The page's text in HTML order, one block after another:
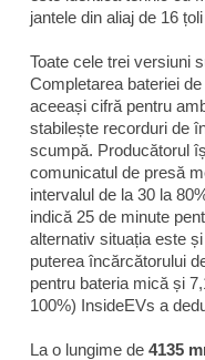
jantele din aliaj de 16
Toate cele trei versiuni
Completarea bateriei
aceeași cifră pentru
stabilește recorduri de
scumpă. Producătorul
comunicatul de presă
intervalul de la 30 la
indică 25 de minute
alternativ situația este
puterea încărcătorului
pentru bateria mică și
100%) InsideEVs a
La o lungime de 4135